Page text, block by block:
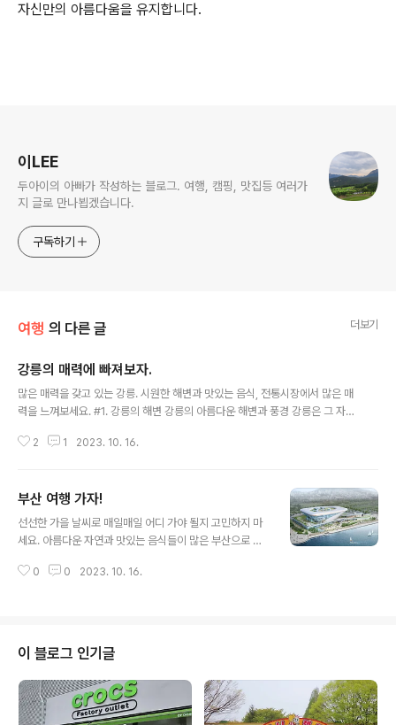
자신만의 아름다움을 유지합니다.
이LEE
두아이의 아빠가 작성하는 블로그. 여행, 캠핑, 맛집등 여러가
지 글로 만나뵙겠습니다.
구독하기
여행 의 다른 글 더보기
강릉의 매력에 빠져보자.
많은 매력을 갖고 있는 강릉. 시원한 해변과 맛있는 음식, 전통시장에서 많은 매
력을 느껴보세요. #1. 강릉의 해변 강릉의 아름다운 해변과 풍경 강릉은 그 자체
해변입니다. 강원도 강릉시에 위치한 경포해변은 그야말로 천혜의 자연경관을
가장 맛있는 커피를 즐길 수 있는 곳으로 알려져 있습니다. 안목해변에 위치한
'커피거리'에서는 다양한 카페를 찾아보고, 독특하고 맛있는 커피를 마실 수 있
습니다. 또한 장인들이 직접 만든 수제 작업물들을 구경하는 것도 잊지 마세요!
2 1 2023. 10. 16.
부산 여행 가자!
선선한 가을 날씨로 매일매일 어디 가야 될지 고민하지 마
세요. 아름다운 자연과 맛있는 음식들이 많은 부산으로 여
경관자연경관 부산은 대한민국에서 가장 아름다운 자연경
는 대표적인 장소입니다. 또한 오륙도와 동백섬은 청정한
자연환경과 함께 조용하고 평화로운 분위기를 선사합니다.
2 : 부산의 명소 부산의 역사적 명소 탐방 부산은 오랜 역사
와 문화를 지니고 있어 다양한 역사적 명소를 제공합니다.
용두산과 송도해수욕장 주변에 위치한 용두산 등대는 조선
0 0 2023. 10. 16.
이 블로그 인기글